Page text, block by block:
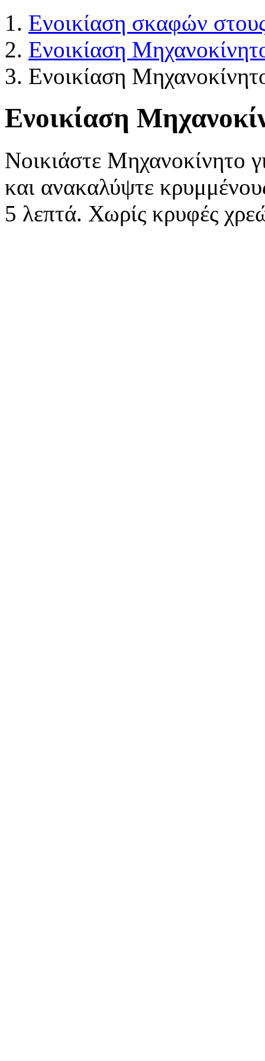
Ενοικίαση σκαφών
Ενοικίαση
Ενοικίαση
Ενοικίαση
Νοικιάστε Μηχανοκίνητο
και ανακαλύψτε
5 λεπτά. Χωρίς κρυφές